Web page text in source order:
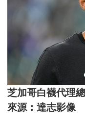
芝加哥白襪代理
來源：達志影像